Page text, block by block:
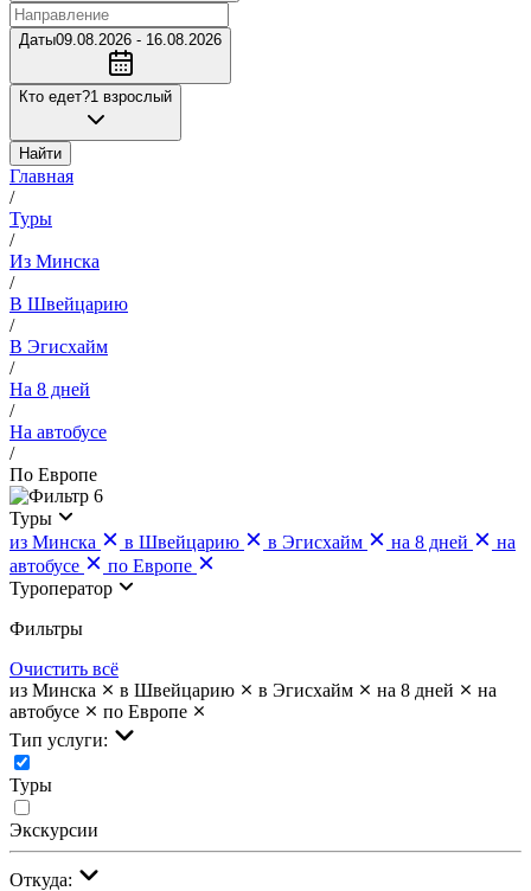
Даты09.08.2026 - 16.08.2026
Кто едет?1 взрослый
Найти
Главная
/
Туры
/
Из Минска
/
В Швейцарию
/
В Эгисхайм
/
На 8 дней
/
На автобусе
/
По Европе
6
Туры
из Минска
в Швейцарию в Эгисхайм на 8 дней
на
автобусе
по Европе
Туроператор
Фильтры
Очистить всё
из Минска
в Швейцарию в Эгисхайм на 8 дней
на
автобусе
по Европе
Тип услуги:
Туры
Экскурсии
Откуда: